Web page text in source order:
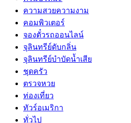
ความสวยความงาม
คอมพิวเตอร์
จองตั๋วรถออนไลน์
จุลินทรีย์ดับกลิ่น
จุลินทรีย์บำบัดน้ำเสีย
ชุดครัว
ตรวจหวย
ท่องเที่ยว
ทัวร์อเมริกา
ทั่วไป